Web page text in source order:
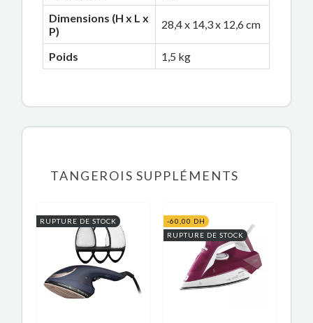
Dimensions (H x L x
P)
28,4 x 14,3 x 12,6 cm
Poids 1,5 kg
TANGEROIS SUPPLÉMENTS
RUPTURE DE STOCK
-60,00 DH
RUPTURE DE STOCK